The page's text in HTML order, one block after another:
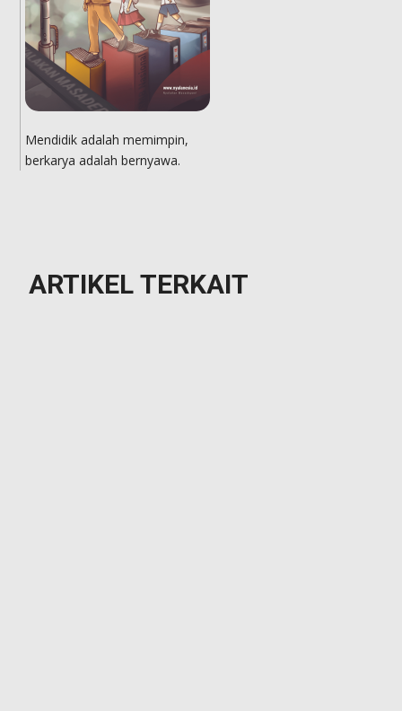
Mendidik adalah memimpin,
berkarya adalah bernyawa.
ARTIKEL TERKAIT